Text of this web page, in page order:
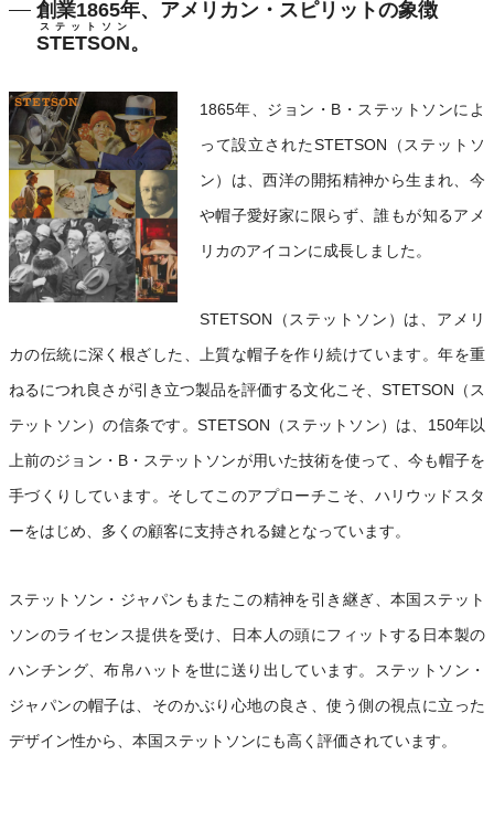
創業1865年、アメリカン・スピリットの象徴
STETSON
ステットソン
。
1865年、ジョン・B・ステットソンによ
って設立されたSTETSON（ステットソ
ン）は、西洋の開拓精神から生まれ、今
や帽子愛好家に限らず、誰もが知るアメ
リカのアイコンに成長しました。
STETSON（ステットソン）は、アメリ
カの伝統に深く根ざした、上質な帽子を作り続けています。年を重
ねるにつれ良さが引き立つ製品を評価する文化こそ、STETSON（ス
テットソン）の信条です。STETSON（ステットソン）は、150年以
上前のジョン・B・ステットソンが用いた技術を使って、今も帽子を
手づくりしています。そしてこのアプローチこそ、ハリウッドスタ
ーをはじめ、多くの顧客に支持される鍵となっています。
ステットソン・ジャパンもまたこの精神を引き継ぎ、本国ステット
ソンのライセンス提供を受け、日本人の頭にフィットする日本製の
ハンチング、布帛ハットを世に送り出しています。ステットソン・
ジャパンの帽子は、そのかぶり心地の良さ、使う側の視点に立った
デザイン性から、本国ステットソンにも高く評価されています。